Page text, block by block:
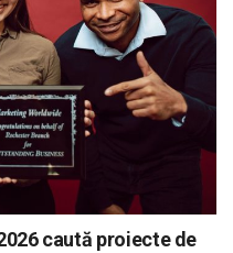
caută proiecte de